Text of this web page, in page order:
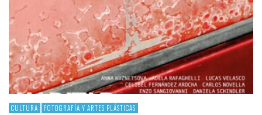
CULTURA FOTOGRAFÍA Y ARTES PLÁSTICAS